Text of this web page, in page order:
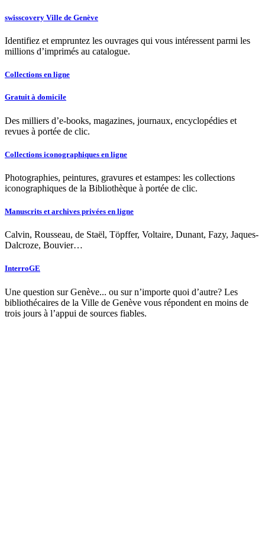
swisscovery Ville de Genève
Identifiez et empruntez les ouvrages qui vous intéressent parmi les
millions d’imprimés au catalogue.
Collections en ligne
Gratuit à domicile
Des milliers d’e-books, magazines, journaux, encyclopédies et
revues à portée de clic.
Collections iconographiques en ligne
Photographies, peintures, gravures et estampes: les collections
iconographiques de la Bibliothèque à portée de clic.
Manuscrits et archives privées en ligne
Calvin, Rousseau, de Staël, Töpffer, Voltaire, Dunant, Fazy, Jaques-
Dalcroze, Bouvier…
InterroGE
Une question sur Genève... ou sur n’importe quoi d’autre? Les
bibliothécaires de la Ville de Genève vous répondent en moins de
trois jours à l’appui de sources fiables.